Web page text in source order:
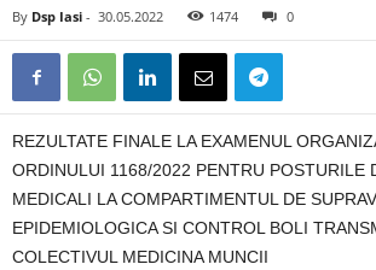
By Dsp Iasi - 30.05.2022 1474 0
REZULTATE FINALE LA EXAMENUL
ORDINULUI 1168/2022 PENTRU POSTURILE
MEDICALI LA COMPARTIMENTUL DE
EPIDEMIOLOGICA SI CONTROL BOLI
COLECTIVUL MEDICINA MUNCII